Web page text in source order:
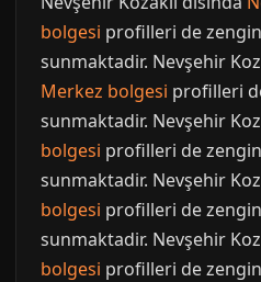
bolgesi profilleri de
sunmaktadir. Nevşehir
Merkez bolgesi profilleri
sunmaktadir. Nevşehir
bolgesi profilleri de
sunmaktadir. Nevşehir
bolgesi profilleri de
sunmaktadir. Nevşehir
bolgesi profilleri de